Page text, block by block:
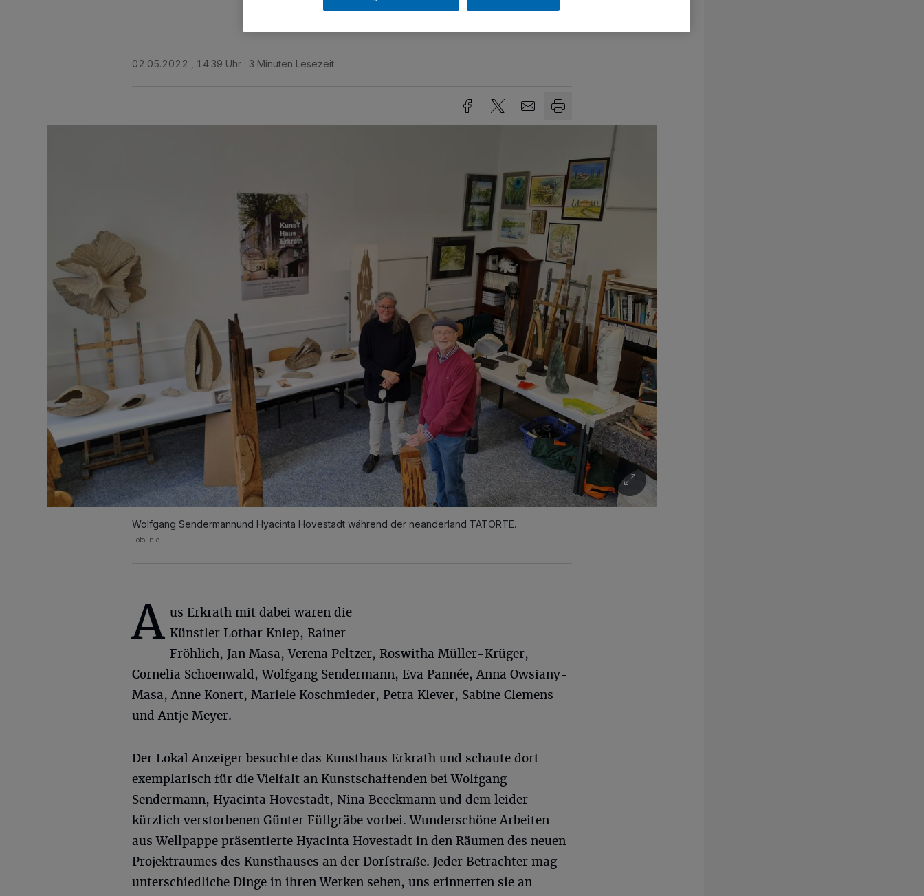
02.05.2022 , 14:39 Uhr 3 Minuten Lesezeit
Wolfgang Sendermannund Hyacinta Hovestadt während der neanderland TATORTE.
Foto: nic
A us Erkrath mit dabei waren die
Künstler Lothar Kniep, Rainer
Fröhlich, Jan Masa, Verena Peltzer, Roswitha Müller-Krüger,
Cornelia Schoenwald, Wolfgang Sendermann, Eva Pannée, Anna Owsiany-
Masa, Anne Konert, Mariele Koschmieder, Petra Klever, Sabine Clemens
und Antje Meyer.
Der Lokal Anzeiger besuchte das Kunsthaus Erkrath und schaute dort
exemplarisch für die Vielfalt an Kunstschaffenden bei Wolfgang
Sendermann, Hyacinta Hovestadt, Nina Beeckmann und dem leider
kürzlich verstorbenen Günter Füllgräbe vorbei. Wunderschöne Arbeiten
aus Wellpappe präsentierte Hyacinta Hovestadt in den Räumen des neuen
Projektraumes des Kunsthauses an der Dorfstraße. Jeder Betrachter mag
unterschiedliche Dinge in ihren Werken sehen, uns erinnerten sie an